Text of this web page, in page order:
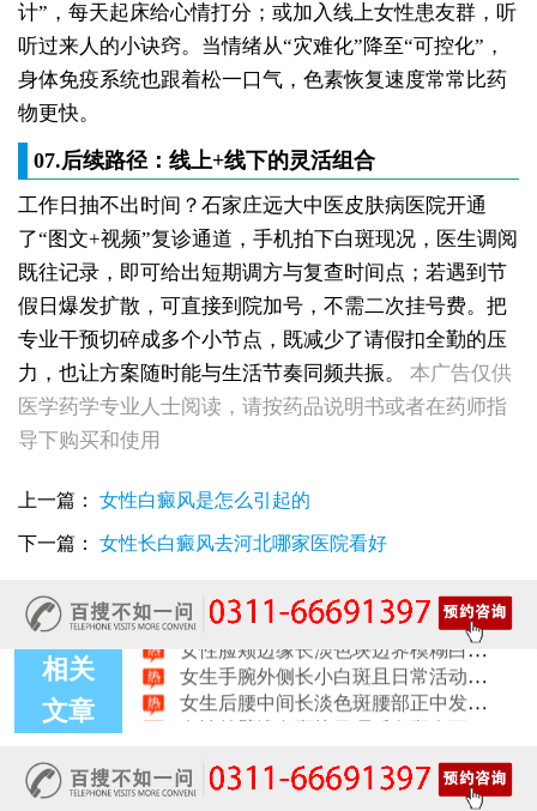
计”，每天起床给心情打分；或加入线上女性患友群，听
听过来人的小诀窍。当情绪从“灾难化”降至“可控化”，
身体免疫系统也跟着松一口气，色素恢复速度常常比药
物更快。
07.后续路径：线上+线下的灵活组合
工作日抽不出时间？石家庄远大中医皮肤病医院开通
了“图文+视频”复诊通道，手机拍下白斑现况，医生调阅
既往记录，即可给出短期调方与复查时间点；若遇到节
假日爆发扩散，可直接到院加号，不需二次挂号费。把
专业干预切碎成多个小节点，既减少了请假扣全勤的压
力，也让方案随时能与生活节奏同频共振。
本广告仅供
医学药学专业人士阅读，请按药品说明书或者在药师指
导下购买和使用
上一篇： 女性白癜风是怎么引起的
下一篇： 女性长白癜风去河北哪家医院看好
相关
文章
女生脚踝骨节凸起处长白斑 脱色原因与应对方法
女性小腿冒出小白点，浅色斑点是白癜风吗
女性全身零星长浅白点多处小块白斑是什么
女性手指关节长小白块指关节发白会不会扩
眼角细小白点、眼周浅色斑块，严重吗
女性肩膀后侧长白块后背肩颈连接处发白怎么回事
女生鼻翼下方长淡白斑怎么回事？鼻下皮肤发白原因详解
女生小腿迎面骨长白斑，腿部正面发白解答
女性脸颊边缘长淡色块边界模糊白斑是怎么回事
女生手腕外侧长小白斑且日常活动发白，警惕白癜风信号
女生后腰中间长淡色斑腰部正中发白要紧吗
女性前臂浅色斑块日晒后白斑会更明显吗